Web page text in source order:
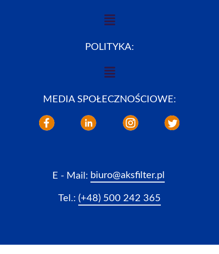
POLITYKA:
MEDIA SPOŁECZNOŚCIOWE:
E - Mail: biuro@aksfilter.pl
Tel.: (+48) 500 242 365